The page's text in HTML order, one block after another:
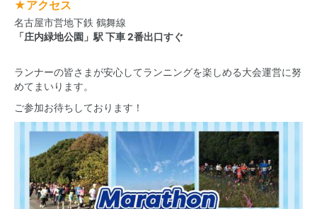
★アクセス
名古屋市営地下鉄 鶴舞線
「庄内緑地公園」駅 下車 2番出口すぐ
ランナーの皆さまが安心してランニングを楽しめる大会運営に努
めてまいります。
ご参加お待ちしております！